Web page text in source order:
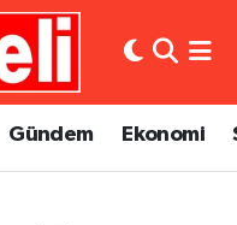
Gündem Ekonomi